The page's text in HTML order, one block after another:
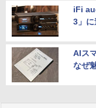
iFi
3」に
AIス
なぜ